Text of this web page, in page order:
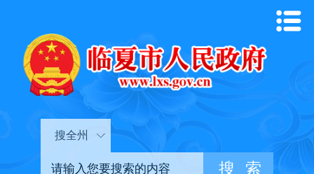
搜全州